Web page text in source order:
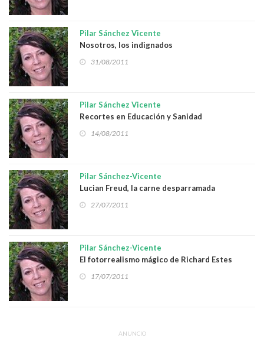
Pilar Sánchez Vicente
Nosotros, los indignados
31/08/2011
Pilar Sánchez Vicente
Recortes en Educación y Sanidad
14/08/2011
Pilar Sánchez-Vicente
Lucian Freud, la carne desparramada
27/07/2011
Pilar Sánchez-Vicente
El fotorrealismo mágico de Richard Estes
17/07/2011
ANUNCIO